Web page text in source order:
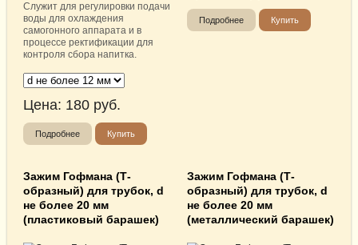
Служит для регулировки подачи
воды для охлаждения
самогонного аппарата и в
процессе ректификации для
контроля сбора напитка.
Цена: 180 руб.
Подробнее Купить
Подробнее Купить
Зажим Гофмана (Т-
образный) для трубок, d
не более 20 мм
(пластиковый барашек)
Зажим Гофмана (Т-
образный) для трубок, d
не более 20 мм
(металлический барашек)